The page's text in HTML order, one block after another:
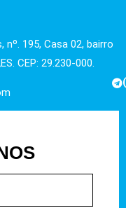
195, Casa 02, bairro
CEP: 29.230-000.